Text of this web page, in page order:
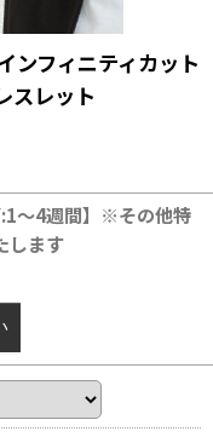
ンフィニティカット
スレット
:1〜4週間】※その他特
します